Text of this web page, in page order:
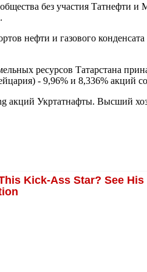
без участия Татнефти и
нефти и газового
ресурсов Татарстана
- 9,96% и 8,336% акций
акций Укртатнафты. Высший